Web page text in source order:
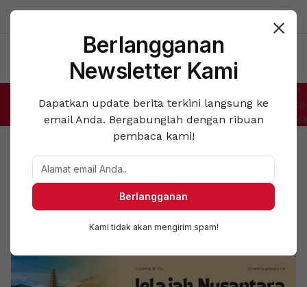
Berlangganan
Newsletter Kami
Dapatkan update berita terkini langsung ke
email Anda. Bergabunglah dengan ribuan
pembaca kami!
Berlangganan
Kami tidak akan mengirim spam!
Deals
PendidikanEkonomiKesehatanTeknologiCeritaBudaya
Berita
Manca